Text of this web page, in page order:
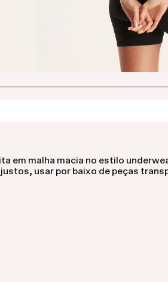
em malha macia no estilo
usar por baixo de peças